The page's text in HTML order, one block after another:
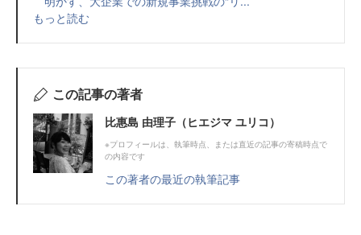
もっと読む
この記事の著者
比惠島 由理子（ヒエジマ ユリコ）
※プロフィールは、執筆時点、または直近の記事の寄稿時点で
の内容です
この著者の最近の執筆記事